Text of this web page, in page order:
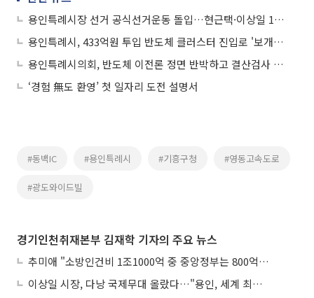
용인특례시장 선거 공식선거운동 돌입…현근택·이상일 13일 열전
용인특례시, 433억원 투입 반도체 클러스터 진입로 '보개원삼로' 정식 개통
용인특례시의회, 반도체 이전론 정면 반박하고 결산검사 착수…의정활동 속도
‘경험 無도 환영’ 첫 일자리 도전 설명서
#동백IC #용인특례시 #기흥구청 #영동고속도로
#광도와이드빌
경기인천취재본부 김재학 기자의 주요 뉴스
추미애 "소방인건비 1조1000억 중 중앙정부는 800억뿐"
이상일 시장, 다낭 국제무대 올랐다…"용인, 세계 최대 반도체 도시 된다"